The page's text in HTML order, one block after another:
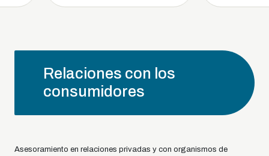
Relaciones con los
consumidores
Asesoramiento en relaciones privadas y con organismos de